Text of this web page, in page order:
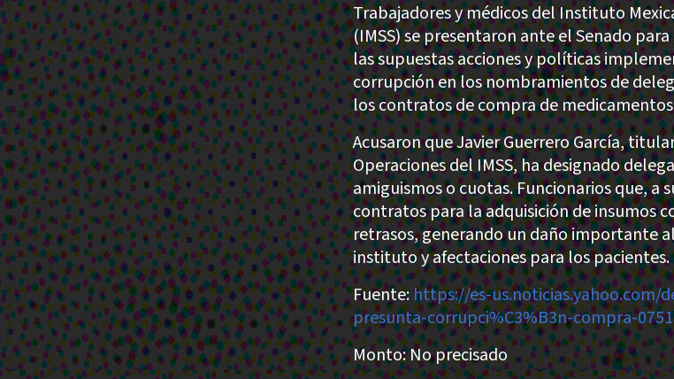
Trabajadores y médicos del Instituto
(IMSS) se presentaron ante el Senado
las supuestas acciones y políticas
corrupción en los nombramientos de
los contratos de compra de
Acusaron que Javier Guerrero García,
Operaciones del IMSS, ha designado
amiguismos o cuotas. Funcionarios que, a
contratos para la adquisición de insumos
retrasos, generando un daño importante
instituto y afectaciones para los pacientes.
Fuente:https://es-us.noticias.yahoo.com/
presunta-corrupci%C3%B3n-compra-
Monto: No precisado